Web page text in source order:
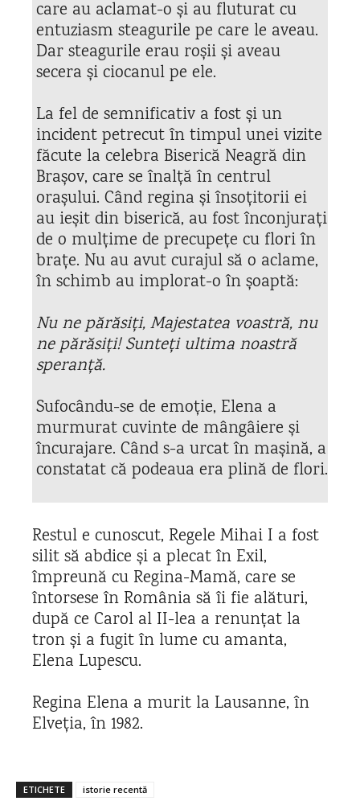
care au aclamat-o și au fluturat cu
entuziasm steagurile pe care le aveau.
Dar steagurile erau roșii și aveau
secera și ciocanul pe ele.
La fel de semnificativ a fost și un
incident petrecut în timpul unei vizite
făcute la celebra Biserică Neagră din
Brașov, care se înalță în centrul
orașului. Când regina și însoțitorii ei
au ieșit din biserică, au fost înconjurați
de o mulțime de precupețe cu flori în
brațe. Nu au avut curajul să o aclame,
în schimb au implorat-o în șoaptă:
Nu ne părăsiți, Majestatea voastră, nu
ne părăsiți! Sunteți ultima noastră
speranță.
Sufocându-se de emoție, Elena a
murmurat cuvinte de mângâiere și
încurajare. Când s-a urcat în mașină, a
constatat că podeaua era plină de flori.
Restul e cunoscut, Regele Mihai I a fost
silit să abdice și a plecat în Exil,
împreună cu Regina-Mamă, care se
întorsese în România să îi fie alături,
după ce Carol al II-lea a renunțat la
tron și a fugit în lume cu amanta,
Elena Lupescu.
Regina Elena a murit la Lausanne, în
Elveția, în 1982.
ETICHETE istorie recentă